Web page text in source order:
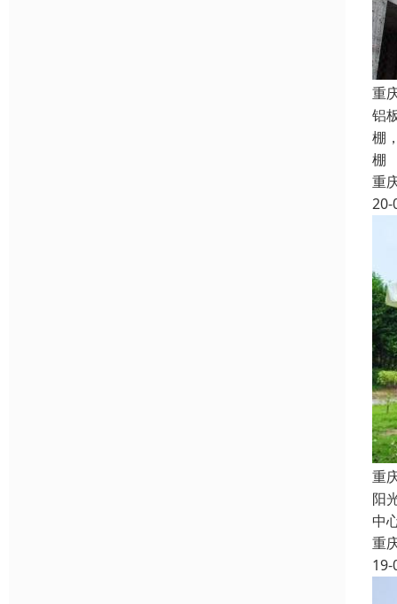
重
铝
棚
棚
重
20-
重
阳
中
重
19-